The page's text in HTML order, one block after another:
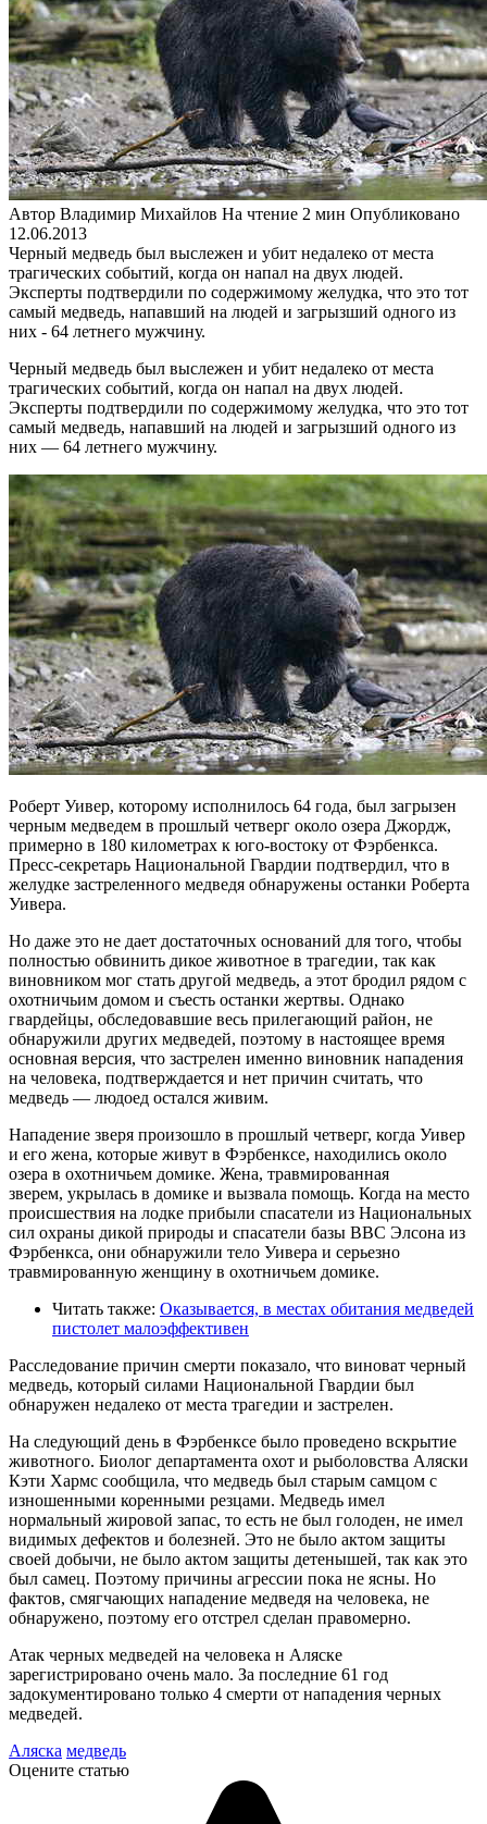
Автор Владимир Михайлов На чтение 2 мин Опубликовано
12.06.2013
Черный медведь был выслежен и убит недалеко от места
трагических событий, когда он напал на двух людей.
Эксперты подтвердили по содержимому желудка, что это тот
самый медведь, напавший на людей и загрызший одного из
них - 64 летнего мужчину.
Черный медведь был выслежен и убит недалеко от места
трагических событий, когда он напал на двух людей.
Эксперты подтвердили по содержимому желудка, что это тот
самый медведь, напавший на людей и загрызший одного из
них — 64 летнего мужчину.
Роберт Уивер, которому исполнилось 64 года, был загрызен
черным медведем в прошлый четверг около озера Джордж,
примерно в 180 километрах к юго-востоку от Фэрбенкса.
Пресс-секретарь Национальной Гвардии подтвердил, что в
желудке застреленного медведя обнаружены останки Роберта
Уивера.
Но даже это не дает достаточных оснований для того, чтобы
полностью обвинить дикое животное в трагедии, так как
виновником мог стать другой медведь, а этот бродил рядом с
охотничьим домом и съесть останки жертвы. Однако
гвардейцы, обследовавшие весь прилегающий район, не
обнаружили других медведей, поэтому в настоящее время
основная версия, что застрелен именно виновник нападения
на человека, подтверждается и нет причин считать, что
медведь — людоед остался живим.
Нападение зверя произошло в прошлый четверг, когда Уивер
и его жена, которые живут в Фэрбенксе, находились около
озера в охотничьем домике. Жена, травмированная
зверем, укрылась в домике и вызвала помощь. Когда на место
происшествия на лодке прибыли спасатели из Национальных
сил охраны дикой природы и спасатели базы ВВС Элсона из
Фэрбенкса, они обнаружили тело Уивера и серьезно
травмированную женщину в охотничьем домике.
Читать также: Оказывается, в местах обитания медведей
пистолет малоэффективен
Расследование причин смерти показало, что виноват черный
медведь, который силами Национальной Гвардии был
обнаружен недалеко от места трагедии и застрелен.
На следующий день в Фэрбенксе было проведено вскрытие
животного. Биолог департамента охот и рыболовства Аляски
Кэти Хармс сообщила, что медведь был старым самцом с
изношенными коренными резцами. Медведь имел
нормальный жировой запас, то есть не был голоден, не имел
видимых дефектов и болезней. Это не было актом защиты
своей добычи, не было актом защиты детенышей, так как это
был самец. Поэтому причины агрессии пока не ясны. Но
фактов, смягчающих нападение медведя на человека, не
обнаружено, поэтому его отстрел сделан правомерно.
Атак черных медведей на человека н Аляске
зарегистрировано очень мало. За последние 61 год
задокументировано только 4 смерти от нападения черных
медведей.
Аляска медведь
Оцените статью